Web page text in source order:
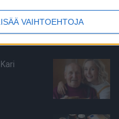
VAIHTOEHTOJA
–